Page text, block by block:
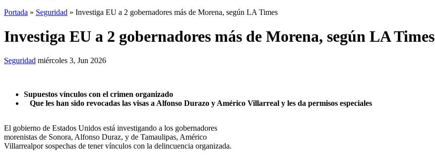
Portada » Seguridad » Investiga EU a 2 gobernadores más de Morena, según LA Times
Investiga EU a 2 gobernadores más de Morena, según LA Times
Seguridad miércoles 3, Jun 2026
Supuestos vínculos con el crimen organizado
Que les han sido revocadas las visas a Alfonso Durazo y Américo Villarreal y les da permisos especiales
El gobierno de Estados Unidos está investigando a los gobernadores
morenistas de Sonora, Alfonso Duraz, y de Tamaulipas, Américo
Villarrealpor sospechas de tener vínculos con la delincuencia organizada.